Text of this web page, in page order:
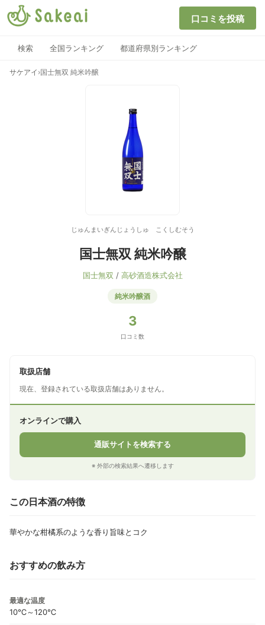
口コミを投稿
検索 全国ランキング 都道府県別ランキング
サケアイ ›国士無双 純米吟醸
じゅんまいぎんじょうしゅ こくしむそう
国士無双 純米吟醸
国士無双 / 高砂酒造株式会社
純米吟醸酒
3
口コミ数
取扱店舗
現在、登録されている取扱店舗はありません。
オンラインで購入
通販サイトを検索する
※ 外部の検索結果へ遷移します
この日本酒の特徴
華やかな柑橘系のような香り旨味とコク
おすすめの飲み方
最適な温度
10℃～120℃